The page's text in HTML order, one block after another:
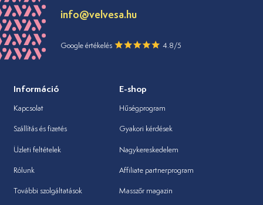
info@velvesa.hu
Google értékelés 4.8/5
Információ
Kapcsolat
Szállítás és fizetés
Üzleti feltételek
Rólunk
További szolgáltatások
E-shop
Hűségprogram
Gyakori kérdések
Nagykereskedelem
Affiliate partnerprogram
Masszőr magazin